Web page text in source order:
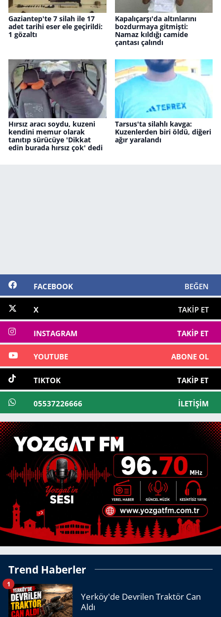
Gaziantep'te 7 silah ile 17
adet tarihi eser ele geçirildi:
1 gözaltı
Kapalıçarşı'da altınlarını
bozdurmaya gitmişti:
Namaz kıldığı camide
çantası çalındı
Hırsız aracı soydu, kuzeni
kendini memur olarak
tanıtıp sürücüye 'Dikkat
edin burada hırsız çok' dedi
Tarsus'ta silahlı kavga:
Kuzenlerden biri öldü, diğeri
ağır yaralandı
FACEBOOK BEĞEN
X TAKIP ET
INSTAGRAM TAKIP ET
YOUTUBE ABONE OL
TIKTOK TAKIP ET
05537226666 İLETIŞIM
Trend Haberler
Yerköy'de Devrilen Traktör Can
Aldı
1